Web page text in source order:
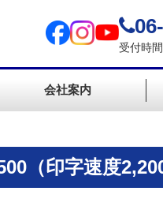
受付時
会社案内
（印字速度